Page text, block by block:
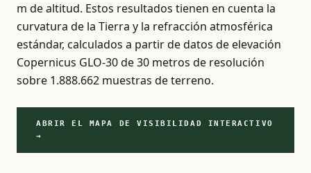
m de altitud. Estos resultados tienen en cuenta la
curvatura de la Tierra y la refracción atmosférica
estándar, calculados a partir de datos de elevación
Copernicus GLO-30 de 30 metros de resolución
sobre 1.888.662 muestras de terreno.
ABRIR EL MAPA DE VISIBILIDAD INTERACTIVO
→